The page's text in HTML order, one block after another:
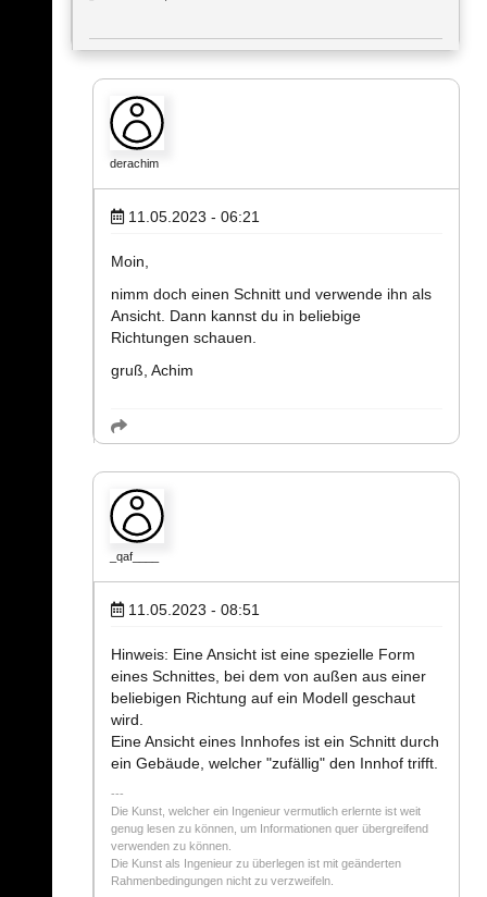
derachim
11.05.2023 - 06:21
Moin,
nimm doch einen Schnitt und verwende ihn als
Ansicht. Dann kannst du in beliebige
Richtungen schauen.
gruß, Achim
_qaf____
11.05.2023 - 08:51
Hinweis: Eine Ansicht ist eine spezielle Form
eines Schnittes, bei dem von außen aus einer
beliebigen Richtung auf ein Modell geschaut
wird.
Eine Ansicht eines Innhofes ist ein Schnitt durch
ein Gebäude, welcher "zufällig" den Innhof trifft.
Die Kunst, welcher ein Ingenieur vermutlich erlernte ist weit
genug lesen zu können, um Informationen quer übergreifend
verwenden zu können.
Die Kunst als Ingenieur zu überlegen ist mit geänderten
Rahmenbedingungen nicht zu verzweifeln.